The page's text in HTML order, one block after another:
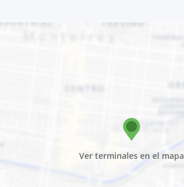
Ver terminales en el mapa